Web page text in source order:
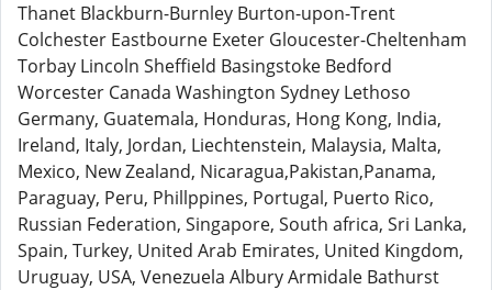
Thanet Blackburn-Burnley Burton-upon-Trent
Colchester Eastbourne Exeter Gloucester-Cheltenham
Torbay Lincoln Sheffield Basingstoke Bedford
Worcester Canada Washington Sydney Lethoso
Germany, Guatemala, Honduras, Hong Kong, India,
Ireland, Italy, Jordan, Liechtenstein, Malaysia, Malta,
Mexico, New Zealand, Nicaragua,Pakistan,Panama,
Paraguay, Peru, Phillppines, Portugal, Puerto Rico,
Russian Federation, Singapore, South africa, Sri Lanka,
Spain, Turkey, United Arab Emirates, United Kingdom,
Uruguay, USA, Venezuela Albury Armidale Bathurst